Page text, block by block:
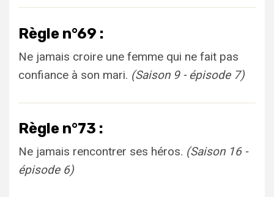
Règle n°69 :
Ne jamais croire une femme qui ne fait pas
confiance à son mari. (Saison 9 - épisode 7)
Règle n°73 :
Ne jamais rencontrer ses héros. (Saison 16 -
épisode 6)